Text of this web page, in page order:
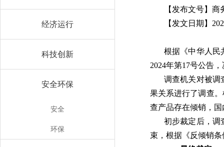
经济运行
科技创新
安全环保
安全
环保
【发布文号】商
【发文日期】
根据《中华人民
2024年第17号公告
调查机关对被调
果关系进行了调查
查产品存在倾销，
初步裁定后，调
束，根据《反倾销